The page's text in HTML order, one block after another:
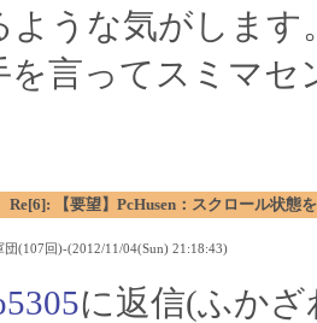
ような気がします
を言ってスミマセ
Re[6]: 【要望】PcHusen：スクロール状態
団(107回)-(2012/11/04(Sun) 21:18:43)
に返信(ふか